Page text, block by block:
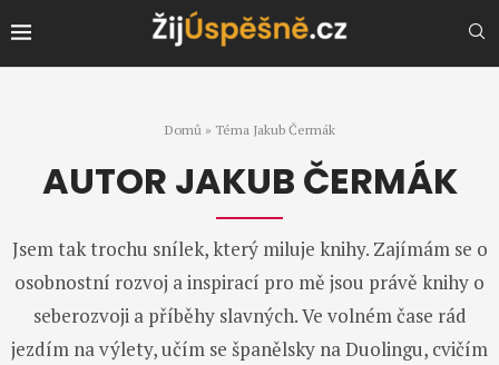
Domů » Téma Jakub Čermák
AUTOR JAKUB ČERMÁK
Jsem tak trochu snílek, který miluje knihy. Zajímám se o
osobnostní rozvoj a inspirací pro mě jsou právě knihy o
seberozvoji a příběhy slavných. Ve volném čase rád
jezdím na výlety, učím se španělsky na Duolingu, cvičím